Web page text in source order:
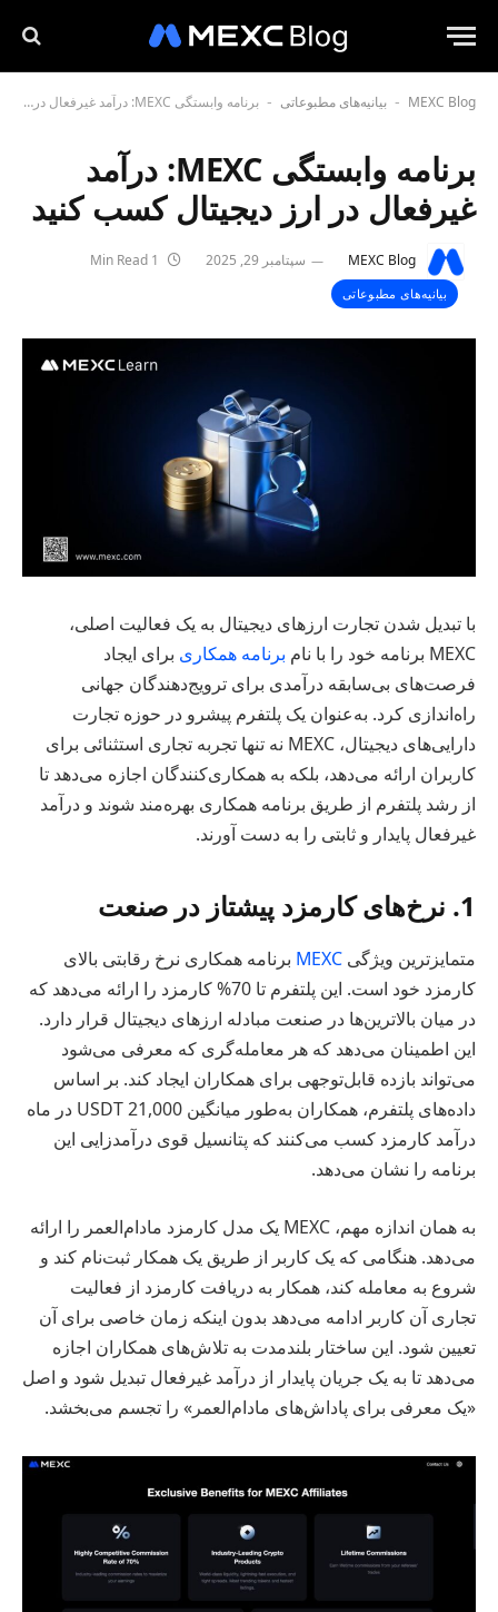
MEXC Blog
- بیانیه‌های مطبوعاتی - برنامه وابستگی MEXC: درآمد غیرفعال در ارز دیجیتال کسب کنید
برنامه وابستگی MEXC: درآمد
غیرفعال در ارز دیجیتال کسب کنید
MEXC Blog سپتامبر 29, 2025
بیانیه‌های مطبوعاتی
با تبدیل شدن تجارت ارزهای دیجیتال به یک فعالیت اصلی،
MEXC برنامه خود را با نام
برنامه همکاری برای ایجاد
فرصت‌های بی‌سابقه درآمدی برای ترویج‌دهندگان جهانی
راه‌اندازی کرد. به‌عنوان یک پلتفرم پیشرو در حوزه تجارت
دارایی‌های دیجیتال، MEXC نه تنها تجربه تجاری استثنائی برای
کاربران ارائه می‌دهد، بلکه به همکاری‌کنندگان اجازه می‌دهد تا
از رشد پلتفرم از طریق برنامه همکاری بهره‌مند شوند و درآمد
غیرفعال پایدار و ثابتی را به دست آورند.
1. نرخ‌های کارمزد پیشتاز در صنعت
متمایزترین ویژگی MEXC برنامه همکاری نرخ رقابتی بالای
کارمزد خود است. این پلتفرم تا 70% کارمزد را ارائه می‌دهد که
در میان بالاترین‌ها در صنعت مبادله ارزهای دیجیتال قرار دارد.
این اطمینان می‌دهد که هر معامله‌گری که معرفی می‌شود
می‌تواند بازده قابل‌توجهی برای همکاران ایجاد کند. بر اساس
داده‌های پلتفرم، همکاران به‌طور میانگین 21,000 USDT در ماه
درآمد کارمزد کسب می‌کنند که پتانسیل قوی درآمدزایی این
برنامه را نشان می‌دهد.
به همان اندازه مهم، MEXC یک مدل کارمزد مادام‌العمر را ارائه
می‌دهد. هنگامی که یک کاربر از طریق یک همکار ثبت‌نام کند و
شروع به معامله کند، همکار به دریافت کارمزد از فعالیت
تجاری آن کاربر ادامه می‌دهد بدون اینکه زمان خاصی برای آن
تعیین شود. این ساختار بلندمدت به تلاش‌های همکاران اجازه
می‌دهد تا به یک جریان پایدار از درآمد غیرفعال تبدیل شود و اصل
«یک معرفی برای پاداش‌های مادام‌العمر» را تجسم می‌بخشد.